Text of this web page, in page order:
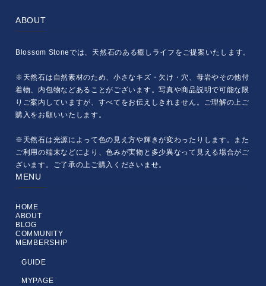
ABOUT
Blossom Stoneでは、天然石のある癒しライフをご提案いたします。
※天然石は自然素材のため、小さなキズ・欠け・穴、母岩やその他付
着物、内包物などあることがございます。写真や商品説明で可能な限
りご案内していますが、すべてをお伝えしきれません。ご理解の上ご
購入をお願いいたします。
※天然石は光源によって色の見え方や輝きが変わったりします。また
ご利用の端末などにより、色みが実物と多少異なって見える場合がご
ざいます。ご了承の上ご購入くださいませ。
MENU
HOME
ABOUT
BLOG
COMMUNITY
MEMBERSHIP
GUIDE
MYPAGE